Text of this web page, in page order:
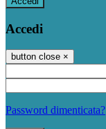
Accedi
button close ×
Password dimenticata?